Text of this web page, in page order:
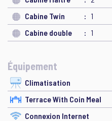
Cabine Twin
1
Cabine double
1
Équipement
Climatisation
Terrace With Coin Meal
Connexion Internet